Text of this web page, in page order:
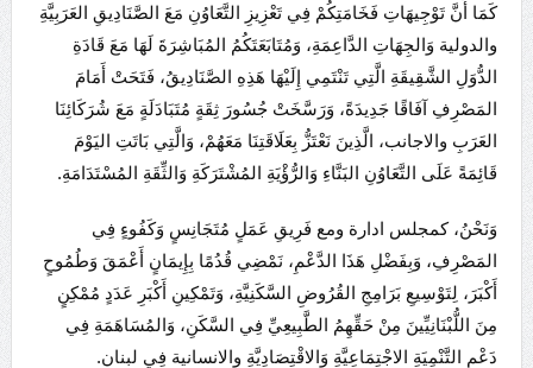
كَمَا أَنَّ تَوْجِيهَاتِ فَخَامَتِكُمْ فِي تَعْزِيزِ التَّعَاوُنِ مَعَ الصَّنَادِيقِ العَرَبِيَّةِ
والدولية وَالجِهَاتِ الدَّاعِمَةِ، وَمُتَابَعَتَكُمُ المُبَاشِرَةَ لَهَا مَعَ قَادَةِ
الدُّوَلِ الشَّقِيقَةِ الَّتِي تَنْتَمِي إِلَيْهَا هَذِهِ الصَّنَادِيقُ، فَتَحَتْ أَمَامَ
المَصْرِفِ آفَاقًا جَدِيدَةً، وَرَسَّخَتْ جُسُورَ ثِقَةٍ مُتَبَادَلَةٍ مَعَ شُرَكَائِنَا
العَرَبِ والاجانب، الَّذِينَ نَعْتَزُّ بِعَلَاقَتِنَا مَعَهُمْ، وَالَّتِي بَاتَتِ اليَوْمَ
قَائِمَةً عَلَى التَّعَاوُنِ البَنَّاءِ وَالرُّؤْيَةِ المُشْتَرَكَةِ وَالثِّقَةِ المُسْتَدَامَةِ.
وَنَحْنُ، كمجلس ادارة ومع فَرِيقِ عَمَلٍ مُتَجَانِسٍ وَكَفُوءٍ فِي
المَصْرِفِ، وَبِفَضْلِ هَذَا الدَّعْمِ، نَمْضِي قُدُمًا بِإِيمَانٍ أَعْمَقَ وَطُمُوحٍ
أَكْبَرَ، لِتَوْسِيعِ بَرَامِجِ القُرُوضِ السَّكَنِيَّةِ، وَتَمْكِينِ أَكْبَرِ عَدَدٍ مُمْكِنٍ
مِنَ اللُّبْنَانِيِّينَ مِنْ حَقِّهِمُ الطَّبِيعِيِّ فِي السَّكَنِ، وَالمُسَاهَمَةِ فِي
دَعْمِ التَّنْمِيَةِ الاجْتِمَاعِيَّةِ وَالاقْتِصَادِيَّةِ والانسانية فِي لبنان.